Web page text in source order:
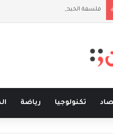
فلسفة الخيط والموج: نصف قرن في
تكنولوجيا رياضة